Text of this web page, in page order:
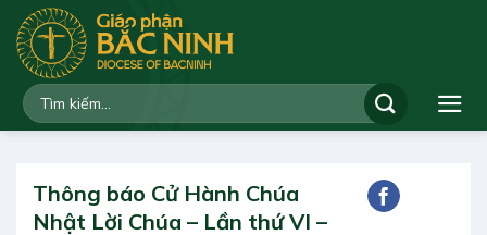
qua
dung
Thông báo Cử Hành Chúa
Nhật Lời Chúa – Lần thứ VI –